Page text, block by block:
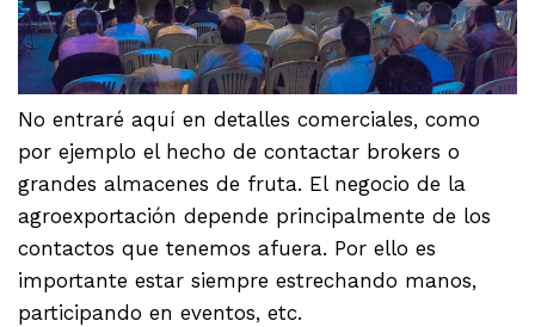
No entraré aquí en detalles comerciales, como
por ejemplo el hecho de contactar brokers o
grandes almacenes de fruta. El negocio de la
agroexportación depende principalmente de los
contactos que tenemos afuera. Por ello es
importante estar siempre estrechando manos,
participando en eventos, etc.